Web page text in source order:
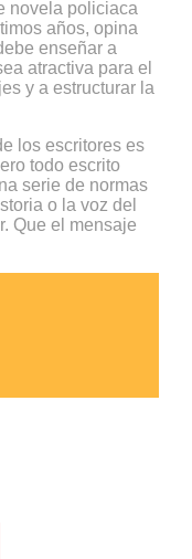
novela policiaca
años, opina
enseñar a
atractiva para el
y a estructurar la
los escritores es
todo escrito
serie de normas
o la voz del
Que el mensaje